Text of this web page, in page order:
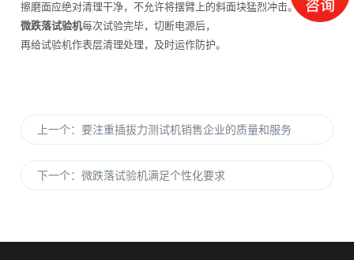
擦磨面应绝对清理干净，不允许将摆臂上的斜面块猛烈冲击。
微跌落试验机每次试验完毕，切断电源后，
再给试验机作表层清理处理，及时运作防护。
上一个：要注重插拔力测试机销售企业的质量和服务
下一个：微跌落试验机满足个性化要求